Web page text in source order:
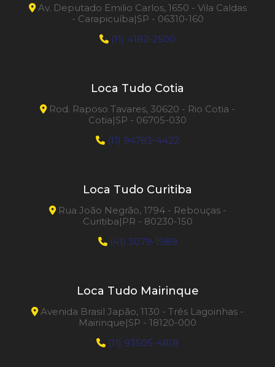
Av. Deputado Emilio Carlos, 1650 - Vila Caldas
- Carapicuíba|SP - 06310-160
(11) 4182-2500
Loca Tudo Cotia
Rod. Raposo Tavares, 30620 - Rio Cotia -
Cotia|SP - 06705-030
(11) 94783-4422
Loca Tudo Curitiba
Rua João Negrão, 1794 - Rebouças -
Curitiba|PR - 80230-150
(41) 3079-1989
Loca Tudo Mairinque
Avenida Brasil Japão, 1130 - Três Lagoinhas -
Mairinque|SP - 18120-000
(11) 93505-4818